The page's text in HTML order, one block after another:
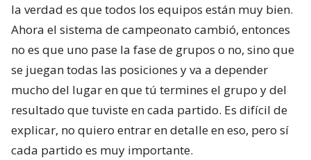
la verdad es que todos los equipos están muy bien.
Ahora el sistema de campeonato cambió, entonces
no es que uno pase la fase de grupos o no, sino que
se juegan todas las posiciones y va a depender
mucho del lugar en que tú termines el grupo y del
resultado que tuviste en cada partido. Es difícil de
explicar, no quiero entrar en detalle en eso, pero sí
cada partido es muy importante.